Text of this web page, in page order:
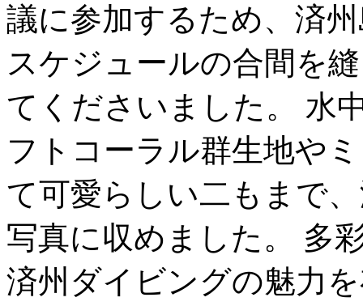
議に参加するため、済
スケジュールの合間を
てくださいました。 水
フトコーラル群生地や
て可愛らしい二もまで
写真に収めました。 多
済州ダイビングの魅力